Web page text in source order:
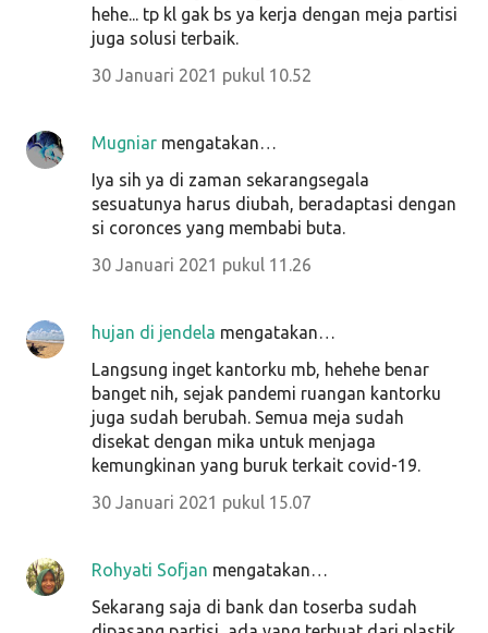
hehe... tp kl gak bs ya kerja dengan meja partisi
juga solusi terbaik.
30 Januari 2021 pukul 10.52
Mugniar mengatakan…
Iya sih ya di zaman sekarangsegala
sesuatunya harus diubah, beradaptasi dengan
si coronces yang membabi buta.
30 Januari 2021 pukul 11.26
hujan di jendela mengatakan…
Langsung inget kantorku mb, hehehe benar
banget nih, sejak pandemi ruangan kantorku
juga sudah berubah. Semua meja sudah
disekat dengan mika untuk menjaga
kemungkinan yang buruk terkait covid-19.
30 Januari 2021 pukul 15.07
Rohyati Sofjan mengatakan…
Sekarang saja di bank dan toserba sudah